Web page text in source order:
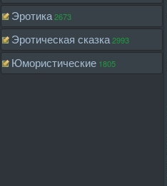
Эротика2673
Эротическая сказка2993
Юмористические 1805